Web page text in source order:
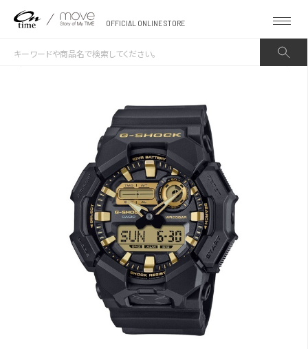
OFFICIAL ONLINE STORE